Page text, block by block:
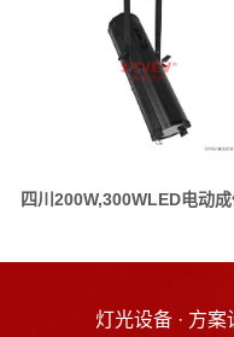
四川200W,300WLED电动
灯光设备 · 方案